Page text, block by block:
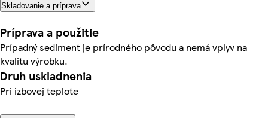
Skladovanie a príprava
Príprava a použitie
Prípadný sediment je prírodného pôvodu a nemá vplyv na
kvalitu výrobku.
Druh uskladnenia
Pri izbovej teplote